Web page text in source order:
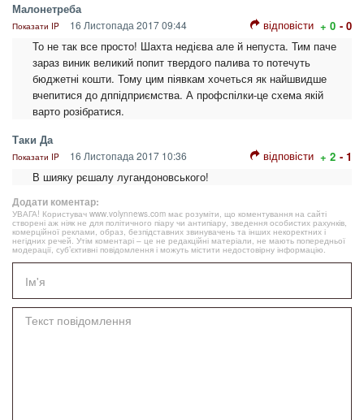
Малонетреба
Показати IP 16 Листопада 2017 09:44 відповісти + 0 - 0
То не так все просто! Шахта недієва але й непуста. Тим паче
зараз виник великий попит твердого палива то потечуть
бюджетні кошти. Тому цим піявкам хочеться як найшвидше
вчепитися до дппідприємства. А профспілки-це схема якій
варто розібратися.
Таки Да
Показати IP 16 Листопада 2017 10:36 відповісти + 2 - 1
В шияку рєшалу лугандоновського!
Додати коментар:
УВАГА! Користувач www.volynnews.com має розуміти, що коментування на сайті
створені аж ніяк не для політичного піару чи антипіару, зведення особистих рахунків,
комерційної реклами, образ, безпідставних звинувачень та інших некоректних і
негідних речей. Утім коментарі – це не редакційні матеріали, не мають попередньої
модерації, суб’єктивні повідомлення і можуть містити недостовірну інформацію.